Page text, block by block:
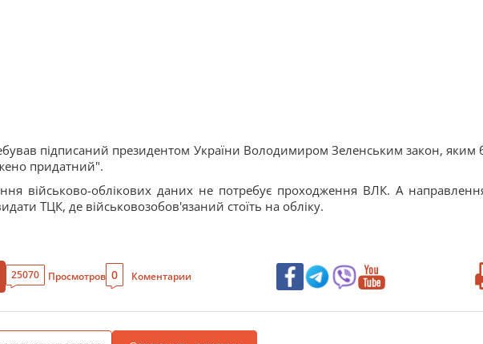
підписаний президентом України Володимиром Зеленським закон, яким
придатний".
військово-облікових даних не потребує проходження ВЛК. А
ТЦК, де військовозобов'язаний стоїть на обліку.
25070 Просмотров 0 Коментарии